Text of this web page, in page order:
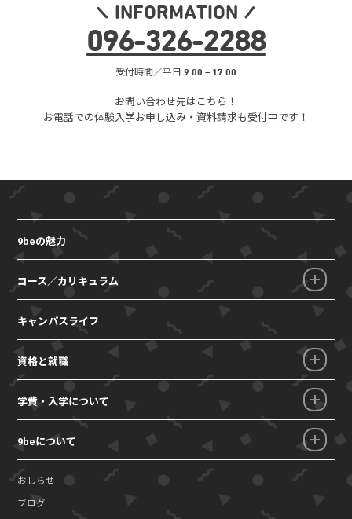
INFORMATION
096-326-2288
受付時間／平日 9:00 – 17:00
お問い合わせ先はこちら！
お電話での体験入学お申し込み・ 資料請求も受付中です！
9beの魅力
コース／カリキュラム
キャンパスライフ
資格と就職
学費・入学について
9beについて
おしらせ
ブログ